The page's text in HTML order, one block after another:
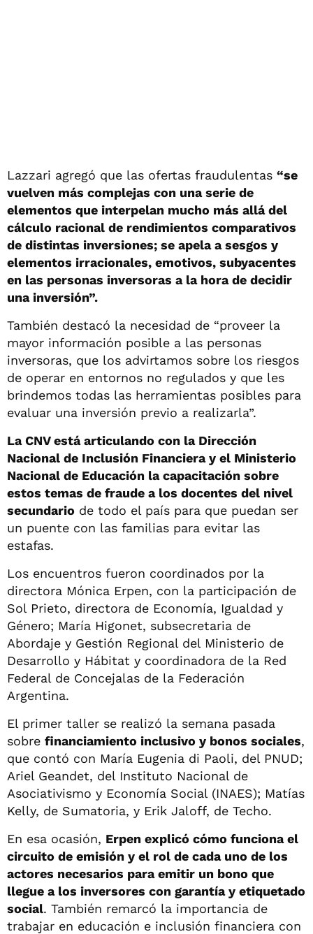
Lazzari agregó que las ofertas fraudulentas “se
vuelven más complejas con una serie de
elementos que interpelan mucho más allá del
cálculo racional de rendimientos comparativos
de distintas inversiones; se apela a sesgos y
elementos irracionales, emotivos, subyacentes
en las personas inversoras a la hora de decidir
una inversión”.
También destacó la necesidad de “proveer la
mayor información posible a las personas
inversoras, que los advirtamos sobre los riesgos
de operar en entornos no regulados y que les
brindemos todas las herramientas posibles para
evaluar una inversión previo a realizarla”.
La CNV está articulando con la Dirección
Nacional de Inclusión Financiera y el Ministerio
Nacional de Educación la capacitación sobre
estos temas de fraude a los docentes del nivel
secundario de todo el país para que puedan ser
un puente con las familias para evitar las
estafas.
Los encuentros fueron coordinados por la
directora Mónica Erpen, con la participación de
Sol Prieto, directora de Economía, Igualdad y
Género; María Higonet, subsecretaria de
Abordaje y Gestión Regional del Ministerio de
Desarrollo y Hábitat y coordinadora de la Red
Federal de Concejalas de la Federación
Argentina.
El primer taller se realizó la semana pasada
sobre financiamiento inclusivo y bonos sociales,
que contó con María Eugenia di Paoli, del PNUD;
Ariel Geandet, del Instituto Nacional de
Asociativismo y Economía Social (INAES); Matías
Kelly, de Sumatoria, y Erik Jaloff, de Techo.
En esa ocasión, Erpen explicó cómo funciona el
circuito de emisión y el rol de cada uno de los
actores necesarios para emitir un bono que
llegue a los inversores con garantía y etiquetado
social. También remarcó la importancia de
trabajar en educación e inclusión financiera con